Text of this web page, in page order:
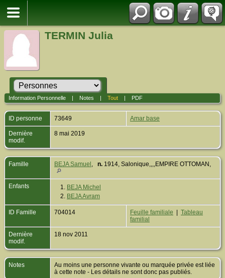
TERMIN Julia
Information Personnelle| Notes Tout| PDF
ID personne 73649 Amar base
Dernière
modif.
8 mai 2019
Famille BEJA Samuel , n. 1914, Salonique,,,,EMPIRE OTTOMAN,
Enfants 1. BEJA Michel
2. BEJA Avram
ID Famille 704014 Feuille familiale
Tableau
familial
Dernière
modif.
18 nov 2011
Notes
Au moins une personne vivante ou marquée privée est liée
à cette note - Les détails ne sont donc pas publiés.